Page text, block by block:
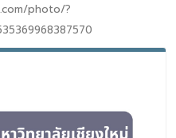
photo/?